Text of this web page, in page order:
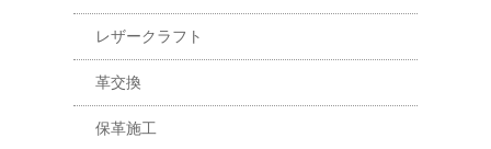
レザークラフト
革交換
保革施工